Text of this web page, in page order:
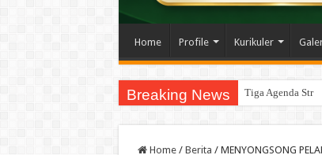
Home Profile Kurikuler
Breaking News Tiga Agenda
Home / Berita / MENYONGSONG